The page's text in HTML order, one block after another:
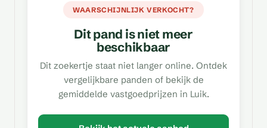
WAARSCHIJNLIJK VERKOCHT?
Dit pand is niet meer
beschikbaar
Dit zoekertje staat niet langer online. Ontdek
vergelijkbare panden of bekijk de
gemiddelde vastgoedprijzen in Luik.